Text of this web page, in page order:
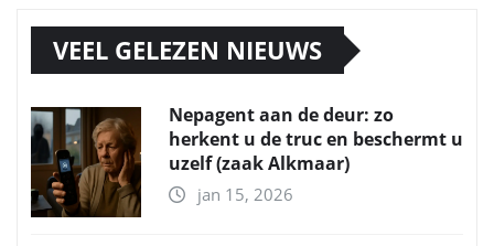
VEEL GELEZEN NIEUWS
Nepagent aan de deur: zo
herkent u de truc en beschermt u
uzelf (zaak Alkmaar)
jan 15, 2026